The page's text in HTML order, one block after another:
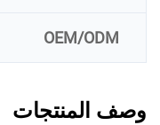
OEM/ODM
وصف المنتجات